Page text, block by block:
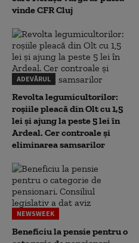
vinde CFR Cluj
ADEVĂRUL
Revolta legumicultorilor:
roșiile pleacă din Olt cu 1,5
lei și ajung la peste 5 lei în
Ardeal. Cer controale și
eliminarea samsarilor
NEWSWEEK
Beneficiu la pensie pentru o